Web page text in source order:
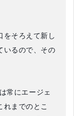
をそろえて新し
いるので、その
常にエージェ
までのとこ